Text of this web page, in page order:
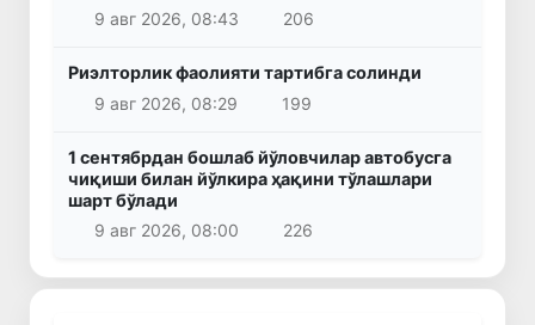
9 авг 2026, 08:43
206
Риэлторлик фаолияти тартибга солинди
9 авг 2026, 08:29
199
1 сентябрдан бошлаб йўловчилар автобусга
чиқиши билан йўлкира ҳақини тўлашлари
шарт бўлади
9 авг 2026, 08:00
226